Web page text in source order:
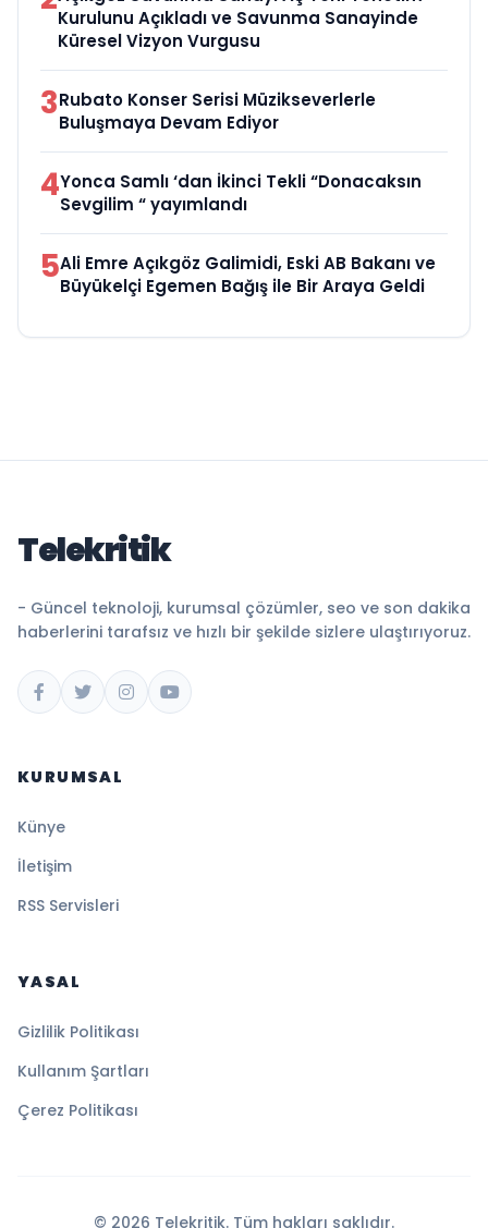
Kurulunu Açıkladı ve Savunma Sanayinde
Küresel Vizyon Vurgusu
3Rubato Konser Serisi Müzikseverlerle
Buluşmaya Devam Ediyor
4Yonca Samlı ‘dan İkinci Tekli “Donacaksın
Sevgilim “ yayımlandı
5Ali Emre Açıkgöz Galimidi, Eski AB Bakanı ve
Büyükelçi Egemen Bağış ile Bir Araya Geldi
Telekritik
- Güncel teknoloji, kurumsal çözümler, seo ve son dakika
haberlerini tarafsız ve hızlı bir şekilde sizlere ulaştırıyoruz.
KURUMSAL
Künye
İletişim
RSS Servisleri
YASAL
Gizlilik Politikası
Kullanım Şartları
Çerez Politikası
© 2026 Telekritik. Tüm hakları saklıdır.